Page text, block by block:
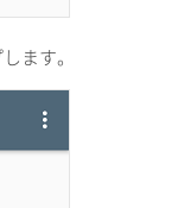
ます。